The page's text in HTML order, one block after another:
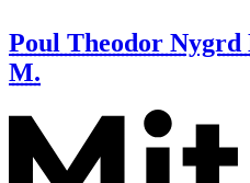
Poul Theodor Nygrd
M.